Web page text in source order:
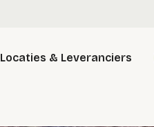
Locaties & Leveranciers